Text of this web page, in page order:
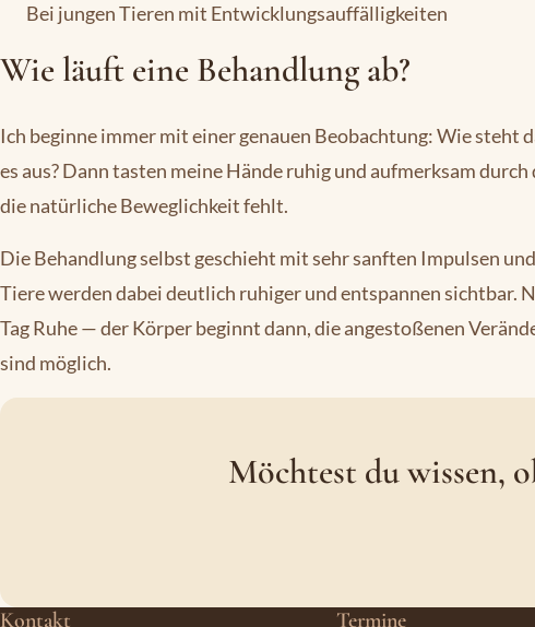
Bei jungen Tieren mit Entwicklungsauffälligkeiten
Wie läuft eine Behandlung ab?
Ich beginne immer mit einer genauen Beobachtung: Wie steht
es aus? Dann tasten meine Hände ruhig und aufmerksam
die natürliche Beweglichkeit fehlt.
Die Behandlung selbst geschieht mit sehr sanften Impulsen
Tiere werden dabei deutlich ruhiger und entspannen sichtbar.
Tag Ruhe — der Körper beginnt dann, die angestoßenen
sind möglich.
Möchtest du wissen,
Kontakt Termine